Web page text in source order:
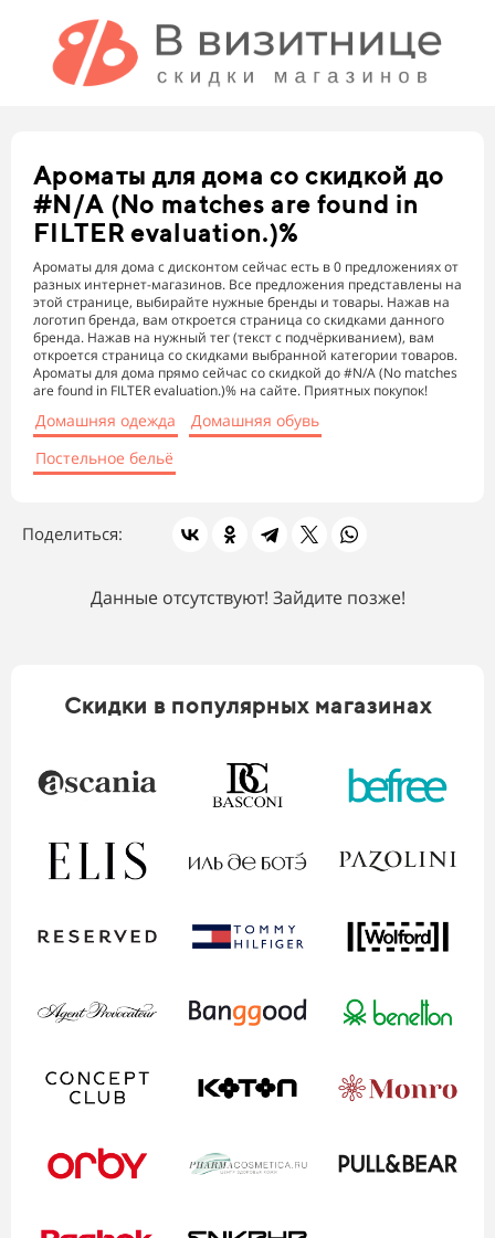
Ароматы для дома со скидкой до
#N/A (No matches are found in
FILTER evaluation.)%
Ароматы для дома с дисконтом сейчас есть в 0 предложениях от
разных интернет-магазинов. Все предложения представлены на
этой странице, выбирайте нужные бренды и товары. Нажав на
логотип бренда, вам откроется страница со скидками данного
бренда. Нажав на нужный тег (текст с подчёркиванием), вам
откроется страница со скидками выбранной категории товаров.
Ароматы для дома прямо сейчас со скидкой до #N/A (No matches
are found in FILTER evaluation.)% на сайте. Приятных покупок!
Домашняя одежда
Домашняя обувь
Постельное бельё
Поделиться:
Данные отсутствуют! Зайдите позже!
Скидки в популярных магазинах